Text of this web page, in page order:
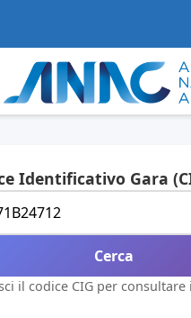
Identificativo Gara
Cerca
il codice CIG per consultare